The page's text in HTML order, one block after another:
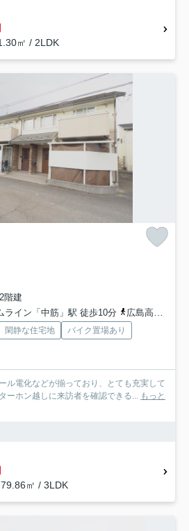
㎡ / 2LDK
階建
ライン「中筋」駅 徒歩10分
広島高速交通アストラムライン「西原」駅 徒歩19分
閑静な住宅地
バイク置場あり
ル電化などが揃っており、とても充実して
ーホン越しに来訪者を確認できる... もっと
㎡ / 3LDK